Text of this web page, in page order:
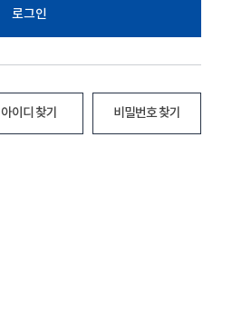
로그인
아이디 찾기 비밀번호 찾기